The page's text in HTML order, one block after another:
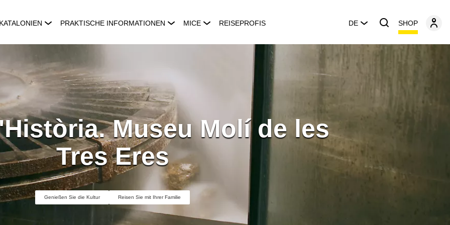
PRAKTISCHE INFORMATIONEN MICE REISEPROFIS DE SHOP
Museu Molí de les
Tres Eres
Genießen Sie die Kultur Reisen Sie mit Ihrer Familie